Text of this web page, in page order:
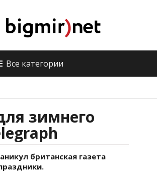
Все категории
зимнего
британская газета